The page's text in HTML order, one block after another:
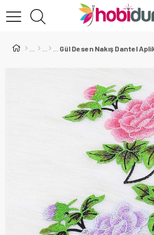
Gül Desen Nakış Dantel